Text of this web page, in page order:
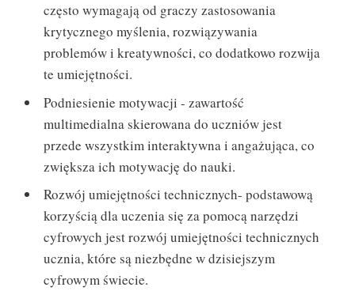
często wymagają od graczy zastosowania
krytycznego myślenia, rozwiązywania
problemów i kreatywności, co dodatkowo rozwija
te umiejętności.
Podniesienie motywacji - zawartość
multimedialna skierowana do uczniów jest
przede wszystkim interaktywna i angażująca, co
zwiększa ich motywację do nauki.
Rozwój umiejętności technicznych- podstawową
korzyścią dla uczenia się za pomocą narzędzi
cyfrowych jest rozwój umiejętności technicznych
ucznia, które są niezbędne w dzisiejszym
cyfrowym świecie.